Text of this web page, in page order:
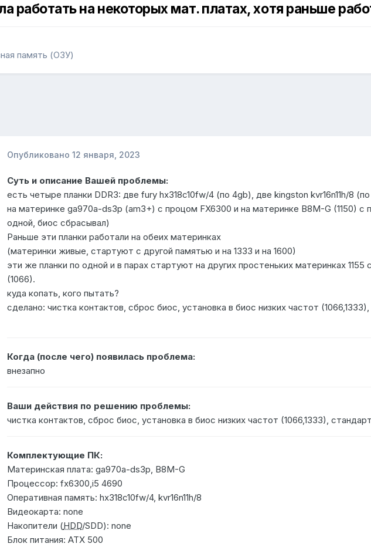
работать на некоторых мат. платах, хотя раньше
память (ОЗУ)
Опубликовано 12 января, 2023
Суть и описание Вашей проблемы:
есть четыре планки DDR3: две fury hx318c10fw/4 (по 4gb), две kingston kvr16n11h/8
на материнке ga970a-ds3p (am3+) с процом FX6300 и на материнке B8M-G (1150)
одной, биос сбрасывал)
Раньше эти планки работали на обеих материнках
(материнки живые, стартуют с другой памятью и на 1333 и на 1600)
эти же планки по одной и в парах стартуют на других простеньких материнках
(1066).
куда копать, кого пытать?
сделано: чистка контактов, сброс биос, установка в биос низких частот
Когда (после чего) появилась проблема:
внезапно
Ваши действия по решению проблемы:
чистка контактов, сброс биос, установка в биос низких частот (1066,1333),
Комплектующие ПК:
Материнская плата: ga970a-ds3p, B8M-G
Процессор: fx6300,i5 4690
Оперативная память: hx318c10fw/4, kvr16n11h/8
Видеокарта: none
Накопители (HDD/SDD): none
Блок питания: ATX 500